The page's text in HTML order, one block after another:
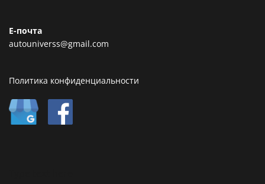
Е-почта
autouniverss@gmail.com
Политика конфиденциальности